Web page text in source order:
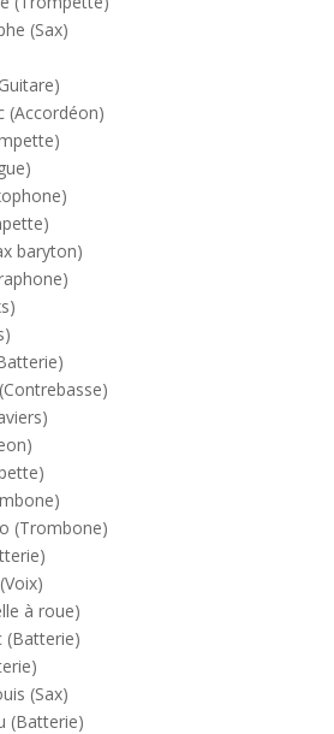
(Sax)
(Accordéon)
baryton)
(Trombone)
à roue)
(Batterie)
(Sax)
(Batterie)